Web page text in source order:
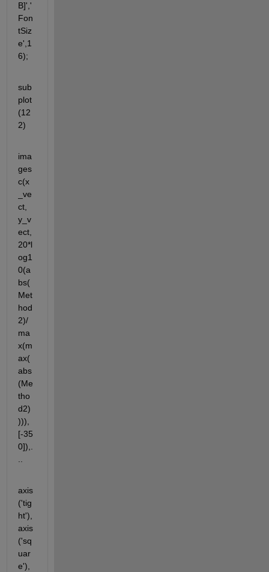
B]','
Fon
tSiz
e',1
6);
sub
plot
(12
2)
ima
ges
c(x
_ve
ct,
y_v
ect,
20*l
og1
0(a
bs(
Met
hod
2)/
ma
x(m
ax(
abs
(Me
tho
d2)
))),
[-35
0]),.
axis
('tig
ht'),
axis
('sq
uar
e'),